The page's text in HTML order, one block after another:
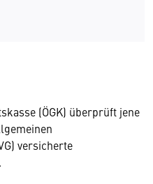
(ÖGK) überprüft jene
versicherte